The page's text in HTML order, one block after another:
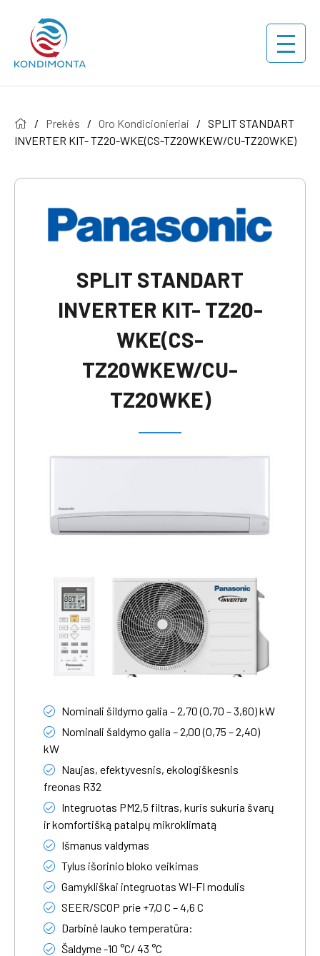
/ Prekės / Oro Kondicionieriai / SPLIT STANDART
INVERTER KIT- TZ20-WKE(CS-TZ20WKEW/CU-TZ20WKE)
SPLIT STANDART
INVERTER KIT- TZ20-
WKE(CS-
TZ20WKEW/CU-
TZ20WKE)
Nominali šildymo galia – 2,70 (0,70 – 3,60) kW
Nominali šaldymo galia – 2,00 (0,75 – 2,40)
kW
Naujas, efektyvesnis, ekologiškesnis
freonas R32
Integruotas PM2,5 filtras, kuris sukuria švarų
ir komfortišką patalpų mikroklimatą
Išmanus valdymas
Tylus išorinio bloko veikimas
Gamykliškai integruotas WI-FI modulis
SEER/SCOP prie +7,0 C – 4,6 C
Darbinė lauko temperatūra:
Šaldyme -10 °C/ 43 °C